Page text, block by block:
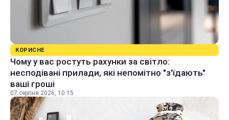
КОРИСНЕ
Чому у вас ростуть рахунки за світло:
несподівані прилади, які непомітно "з'їдають"
ваші гроші
07 серпня 2026, 10:15